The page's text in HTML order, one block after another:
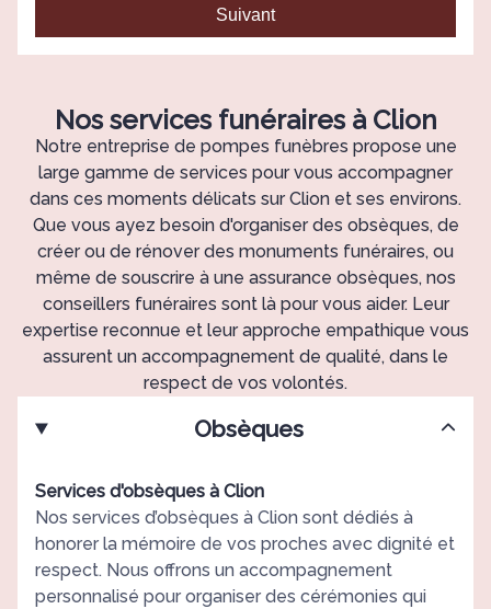
Suivant
Nos services funéraires à Clion
Notre entreprise de pompes funèbres propose une
large gamme de services pour vous accompagner
dans ces moments délicats sur Clion et ses environs.
Que vous ayez besoin d'organiser des obsèques, de
créer ou de rénover des monuments funéraires, ou
même de souscrire à une assurance obsèques, nos
conseillers funéraires sont là pour vous aider. Leur
expertise reconnue et leur approche empathique vous
assurent un accompagnement de qualité, dans le
respect de vos volontés.
Obsèques
Services d'obsèques à Clion
Nos services d’obsèques à Clion sont dédiés à
honorer la mémoire de vos proches avec dignité et
respect. Nous offrons un accompagnement
personnalisé pour organiser des cérémonies qui